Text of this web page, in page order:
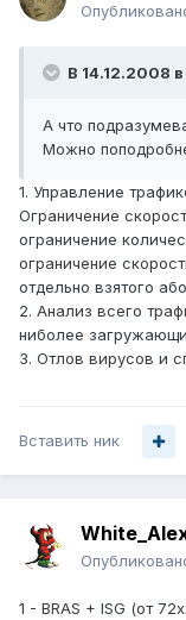
В 14.12.2008
А что
Можно
1. Управление
Ограничение
ограничение
ограничение
отдельно взятого
2. Анализ всего
ниболее
3. Отлов вирусов и
Вставить ник
1 - BRAS + ISG (от